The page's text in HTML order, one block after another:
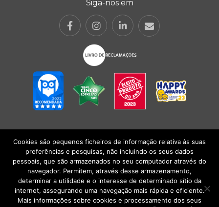
Siga-nos em
POLÍTICA DE PRIVACIDADE|TERMOS E CONDIÇÕESlCONDIÇÕES
GERAIS DE VENDA| Alberto Oculista, SA 2026. Todos os direitos reservados.
Cookies são pequenos ficheiros de informação relativa às suas
preferências e pesquisas, não incluindo os seus dados
pessoais, que são armazenados no seu computador através do
navegador. Permitem, através desse armazenamento,
determinar a utilidade e o interesse de determinado sítio da
internet, assegurando uma navegação mais rápida e eficiente.
Mais informações sobre cookies e processamento dos seus